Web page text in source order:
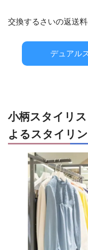
交換するさいの返送
デュアル
小柄スタイリ
よるスタイリ